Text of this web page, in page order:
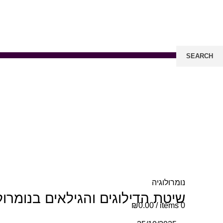
0
items
/
₪0.00
נומרולוגיה
שיטת הדילוגים והגילאים
SEARCH